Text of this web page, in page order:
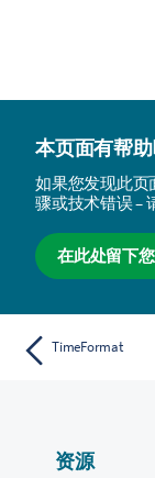
本页面有帮助
如果您发现此页
骤或技术错误 –
在此处留下
TimeFormat
资源